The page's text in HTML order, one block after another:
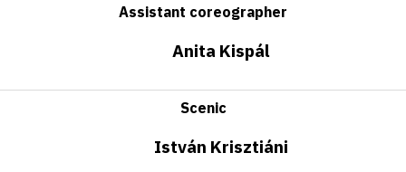
Assistant coreographer
Anita Kispál
Scenic
István Krisztiáni